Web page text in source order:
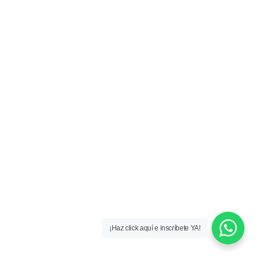
¡Haz click aquí e inscríbete YA!